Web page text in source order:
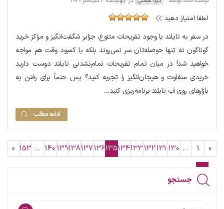
لطفا امتیاز دهید
در سفر به تایلند با وجود تفریحات متنوع، جزایر شگفت‌انگیز و مراکز خرید
گوناگون نه تنها حوصله‌تان سر نمی‌روند بلکه با کمبود وقت هم مواجه
خواهید شد! در میان تمام تفریحات تمام‌نشدنی تایلند دوست دارید
خریدی متفاوت و هیجان‌انگیز را تجربه کنید؟ پس حتماً برای رفتن به
بازارهای روی آب تایلند برنامه‌ریزی کنید....
ادامه مطلب
«
1
…
130
131
132
133
134
135
136
137
138
139
140
…
153
»
جستجو